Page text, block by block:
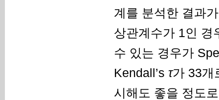
계를 분석한 결과
상관계수가 1인 경
수 있는 경우가
Kendall’s τ가 33개
시해도 좋을 정도